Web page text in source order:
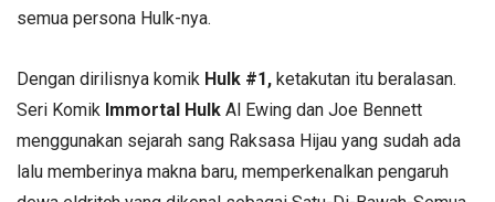
semua persona Hulk-nya.
Dengan dirilisnya komik Hulk #1, ketakutan itu beralasan.
Seri Komik Immortal Hulk Al Ewing dan Joe Bennett
menggunakan sejarah sang Raksasa Hijau yang sudah ada
lalu memberinya makna baru, memperkenalkan pengaruh